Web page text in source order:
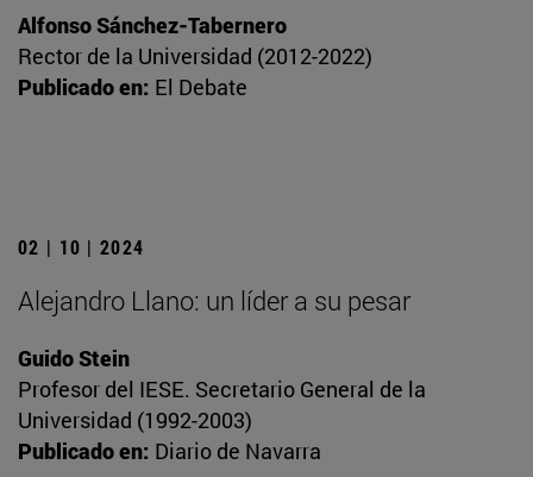
Alfonso Sánchez-Tabernero
Rector de la Universidad (2012-2022)
Publicado en: El Debate
02 | 10 | 2024
Alejandro Llano: un líder a su pesar
Guido Stein
Profesor del IESE. Secretario General de la
Universidad (1992-2003)
Publicado en: Diario de Navarra